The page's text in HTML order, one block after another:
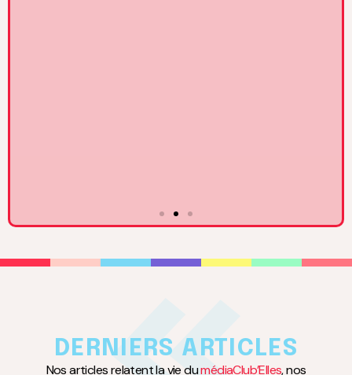
17
charge des activités BtoC
Neuilly-sur-Seine
DERNIERS ARTICLES
Nos articles relatent la vie dumédiaClub’Elles, nos